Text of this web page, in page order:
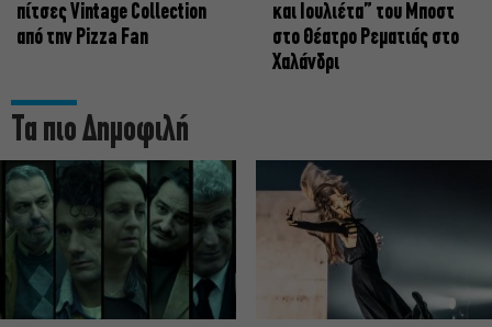
πίτσες Vintage Collection
από την Pizza Fan
και Ιουλιέτα” του Μποστ
στο Θέατρο Ρεματιάς στο
Χαλάνδρι
Τα πιο Δημοφιλή